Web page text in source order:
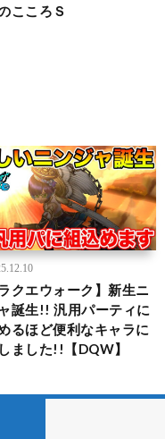
こころＳ
ラクエウォーク】新生ニ
誕生!! 汎用パーティに
るほど便利なキャラに
ました!!【DQW】